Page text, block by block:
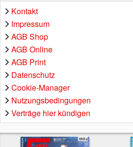
Kontakt
Impressum
AGB Shop
AGB Online
AGB Print
Datenschutz
Cookie-Manager
Nutzungsbedingungen
Verträge hier kündigen